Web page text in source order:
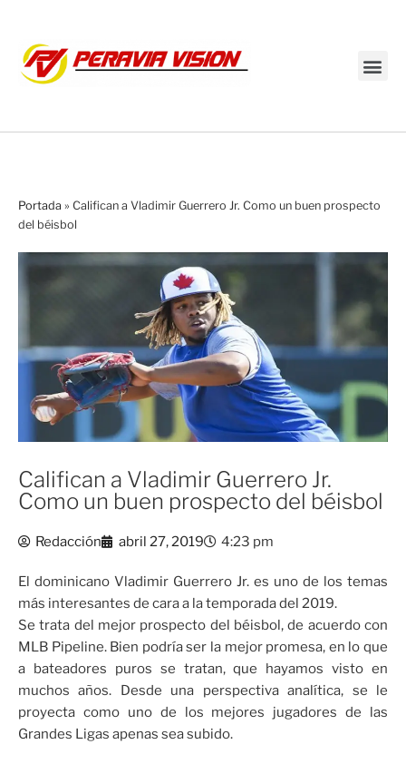
Portada » Califican a Vladimir Guerrero Jr. Como un buen prospecto
del béisbol
Califican a Vladimir Guerrero Jr.
Como un buen prospecto del béisbol
Redacción abril 27, 2019 4:23 pm
El dominicano Vladimir Guerrero Jr. es uno de los temas
más interesantes de cara a la temporada del 2019.
Se trata del mejor prospecto del béisbol, de acuerdo con
MLB Pipeline. Bien podría ser la mejor promesa, en lo que
a bateadores puros se tratan, que hayamos visto en
muchos años. Desde una perspectiva analítica, se le
proyecta como uno de los mejores jugadores de las
Grandes Ligas apenas sea subido.